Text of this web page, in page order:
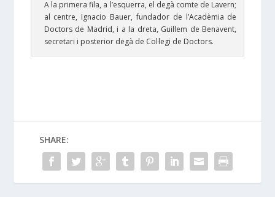
A la primera fila, a l’esquerra, el degà comte de Lavern;
al centre, Ignacio Bauer, fundador de l’Acadèmia de
Doctors de Madrid, i a la dreta, Guillem de Benavent,
secretari i posterior degà de Col·legi de Doctors.
SHARE: